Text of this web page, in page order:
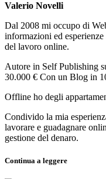
Valerio Novelli
Dal 2008 mi occupo di
informazioni ed
del lavoro online.
Autore in Self Publishing
30.000 € Con un Blog in
Offline ho degli
Condivido la mia
lavorare e guadagnare
gestione del denaro.
Continua a leggere